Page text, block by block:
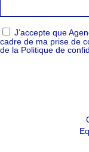
J’accepte que
cadre de ma prise de
de la Politique de